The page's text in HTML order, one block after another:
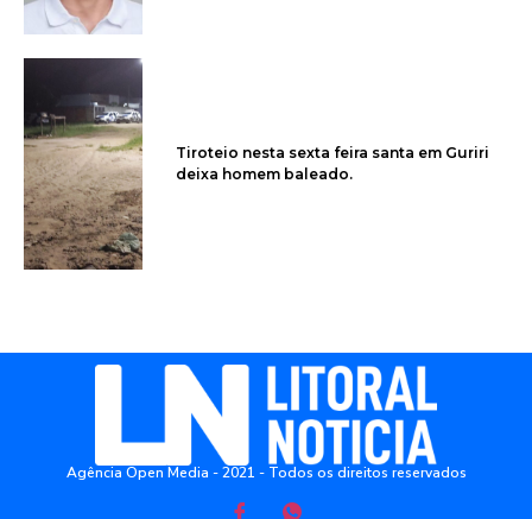
Tiroteio nesta sexta feira santa em Guriri
deixa homem baleado.
Agência Open Media - 2021 - Todos os direitos reservados